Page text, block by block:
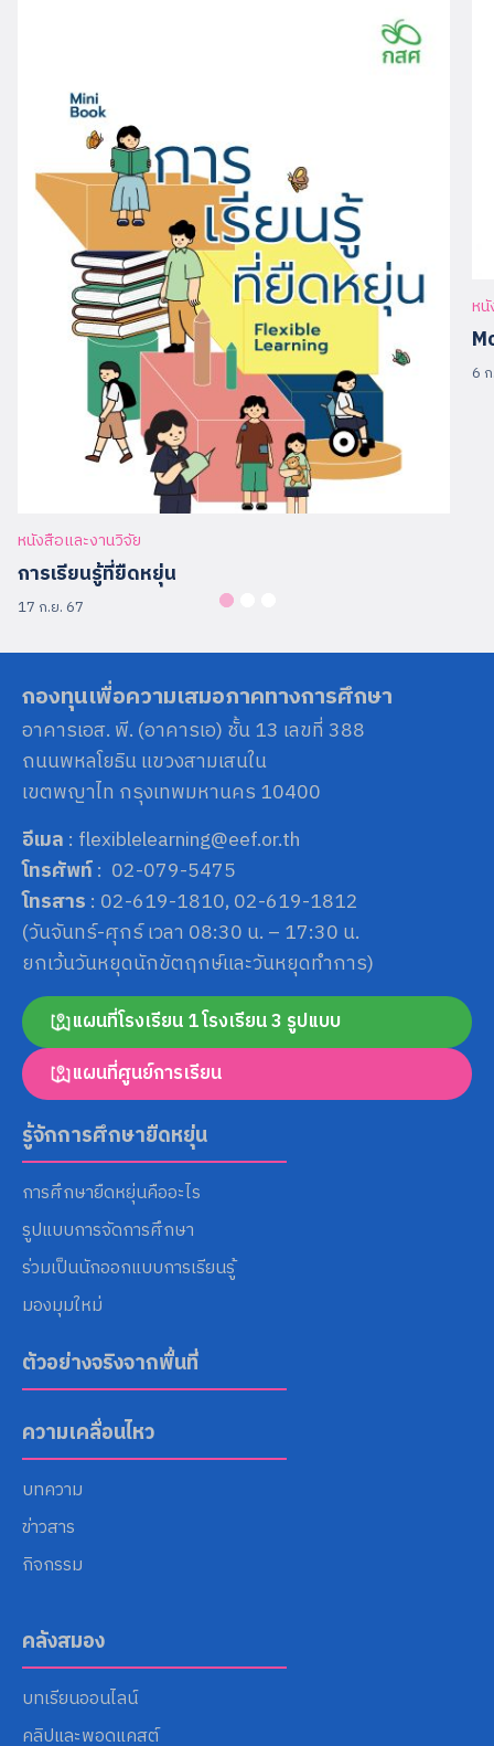
Search
for:
หนังสือและงานวิจัย
การเรียนรู้ที่ยืดหยุ่น
17 ก.ย. 67
ห
6
กองทุนเพื่อความเสมอภาคทางการศึกษา
อาคารเอส. พี. (อาคารเอ) ชั้น 13 เลขที่ 388
ถนนพหลโยธิน แขวงสามเสนใน
เขตพญาไท กรุงเทพมหานคร 10400
อีเมล : flexiblelearning@eef.or.th
โทรศัพท์: 02-079-5475
โทรสาร : 02-619-1810, 02-619-1812
(วันจันทร์-ศุกร์ เวลา 08:30 น. – 17:30 น.
ยกเว้นวันหยุดนักขัตฤกษ์และวันหยุดทำการ)
แผนที่โรงเรียน 1 โรงเรียน 3 รูปแบบ
แผนที่ศูนย์การเรียน
รู้จักการศึกษายืดหยุ่น
การศึกษายืดหยุ่นคืออะไร
รูปแบบการจัดการศึกษา
ร่วมเป็นนักออกแบบการเรียนรู้
มองมุมใหม่
ตัวอย่างจริงจากพื้นที่
ความเคลื่อนไหว
บทความ
ข่าวสาร
กิจกรรม
คลังสมอง
บทเรียนออนไลน์
คลิปและพอดแคสต์